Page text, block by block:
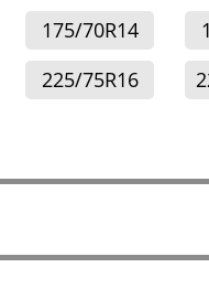
175/70R14
225/75R16